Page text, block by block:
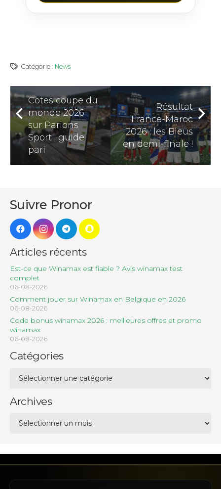
Catégorie : News
Cotes coupe du
monde 2026
sur Parions
Sport : guide
pari
Résultat
France-Maroc
2026 : les Bleus
en demi-finale !
Suivre Pronor
Articles récents
Est-ce que Winamax est fiable ? Avis winamax test
complet
06-08-2026
Comment jouer sur Winamax en Belgique en 2026
06-08-2026
Code bonus winamax 2026 : meilleures offres et promo
winamax
06-08-2026
Catégories
Archives